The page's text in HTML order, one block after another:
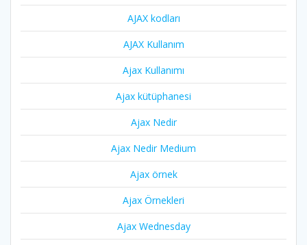
AJAX kodları
AJAX Kullanım
Ajax Kullanımı
Ajax kütüphanesi
Ajax Nedir
Ajax Nedir Medium
Ajax örnek
Ajax Örnekleri
Ajax Wednesday